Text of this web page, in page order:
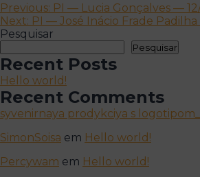
Navegação
de
artigos
Previous: PI — Lucia Gonçalves —
Next: PI — José Inácio Frade
Pesquisar
Pesquisar
Recent Posts
Hello world!
Recent Comments
syvenirnaya prodykciya s
SimonSoisa em Hello world!
Percywam em Hello world!